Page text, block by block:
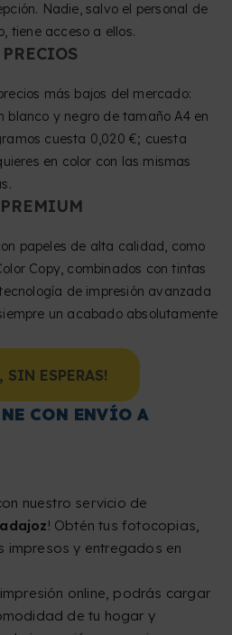
Nadie, salvo el personal de
tiene acceso a ellos.
más bajos del mercado:
blanco y negro de tamaño A4 en
cuesta 0,020 €; cuesta
en color con las mismas
papeles de alta calidad, como
Copy, combinados con tintas
de impresión avanzada
un acabado absolutamente
SIN ESPERAS!
CON ENVÍO A
nuestro servicio de
! Obtén tus fotocopias,
impresos y entregados en
online, podrás cargar
de tu hogar y